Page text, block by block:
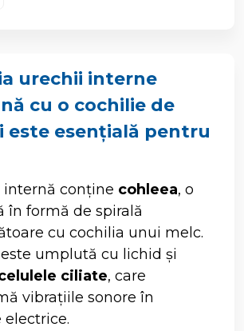
urechii interne
cu o cochilie de
este esențială pentru
internă conține cohleea, o
în formă de spirală
cu cochilia unui melc.
umplută cu lichid și
ciliate, care
vibrațiile sonore în
electrice.